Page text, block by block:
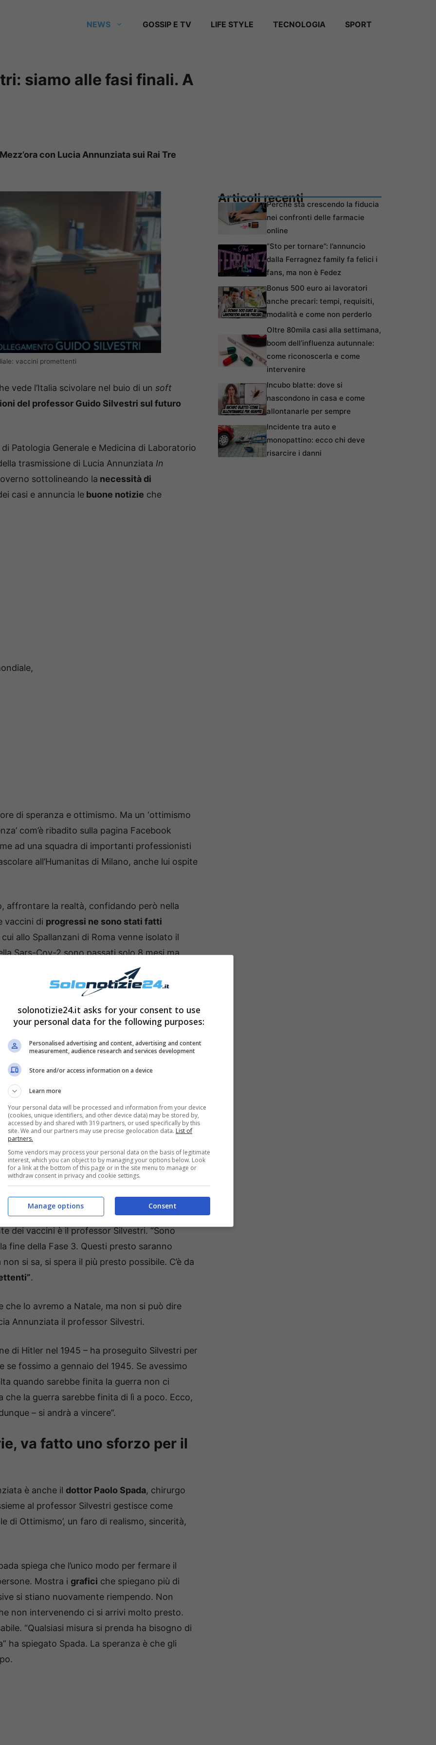
NEWS GOSSIP E TV LIFE STYLE TECNOLOGIA SPORT
siamo alle fasi finali. A
con Lucia Annunziata sui Rai Tre
vaccini promettenti
vede l’Italia scivolare nel buio di un soft
del professor Guido Silvestri sul futuro
Patologia Generale e Medicina di Laboratorio
trasmissione di Lucia Annunziata In
sottolineando la necessità di
casi e annuncia le buone notizie che
di speranza e ottimismo. Ma un ‘ottimismo
com’è ribadito sulla pagina Facebook
ad una squadra di importanti professionisti
all’Humanitas di Milano, anche lui ospite
affrontare la realtà, confidando però nella
vaccini di progressi ne sono stati fatti
allo Spallanzani di Roma venne isolato il
Sars-Cov-2 sono passati solo 8 mesi ma
è possibile
stampa di presentazione del nuovo DPCM
già distribuite le prime dosi di vaccino alla
immediatamente meno amaro l’insieme delle
sopracciglio: è davvero possibile?
dei vaccini è il professor Silvestri. “Sono
fine della Fase 3. Questi presto saranno
si sa, si spera il più presto possibile. C’è da
.
che lo avremo a Natale, ma non si può dire
Annunziata il professor Silvestri.
di Hitler nel 1945 – ha proseguito Silvestri per
fossimo a gennaio del 1945. Se avessimo
quando sarebbe finita la guerra non ci
che la guerra sarebbe finita di lì a poco. Ecco,
– si andrà a vincere”.
va fatto uno sforzo per il
è anche il dottor Paolo Spada, chirurgo
al professor Silvestri gestisce come
di Ottimismo’, un faro di realismo, sincerità,
spiega che l’unico modo per fermare il
Mostra i grafici che spiegano più di
si stiano nuovamente riempendo. Non
non intervenendo ci si arrivi molto presto.
“Qualsiasi misura si prenda ha bisogno di
ha spiegato Spada. La speranza è che gli
Articoli recentiPerché sta crescendo la fiducia
nei confronti delle farmacie
online
“Sto per tornare”: l’annuncio
dalla Ferragnez family fa felici i
fans, ma non è Fedez
Bonus 500 euro ai lavoratori
anche precari: tempi, requisiti,
modalità e come non perderlo
Oltre 80mila casi alla settimana,
boom dell’influenza autunnale:
come riconoscerla e come
intervenire
Incubo blatte: dove si
nascondono in casa e come
allontanarle per sempre
Incidente tra auto e
monopattino: ecco chi deve
risarcire i danni
solonotizie24.it asks for your consent to use
your personal data for the following purposes:
Personalised advertising and content, advertising and content
measurement, audience research and services development
Store and/or access information on a device
Learn more
Your personal data will be processed and information from your device
(cookies, unique identifiers, and other device data) may be stored by,
accessed by and shared with 319 partners, or used specifically by this
site. We and our partners may use precise geolocation data. List of
partners.
Some vendors may process your personal data on the basis of legitimate
interest, which you can object to by managing your options below. Look
for a link at the bottom of this page or in the site menu to manage or
withdraw consent in privacy and cookie settings.
Consent
Manage options